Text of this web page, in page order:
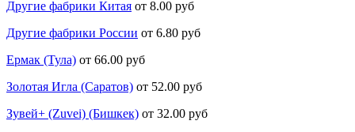
Другие фабрики Китая от 8.00 руб
Другие фабрики России от 6.80 руб
Ермак (Тула) от 66.00 руб
Золотая Игла (Саратов) от 52.00 руб
Зувей+ (Zuvei) (Бишкек) от 32.00 руб